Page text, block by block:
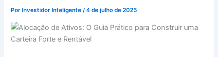
Por Investidor Inteligente/4 de julho de 2025